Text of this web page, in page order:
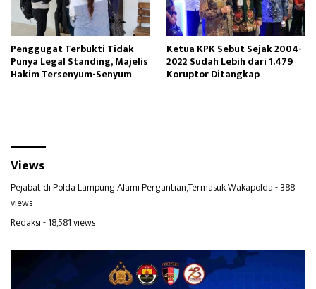
Penggugat Terbukti Tidak
Punya Legal Standing, Majelis
Hakim Tersenyum-Senyum
Ketua KPK Sebut Sejak 2004-
2022 Sudah Lebih dari 1.479
Koruptor Ditangkap
Views
Pejabat di Polda Lampung Alami Pergantian,Termasuk Wakapolda- 388
views
Redaksi- 18,581 views